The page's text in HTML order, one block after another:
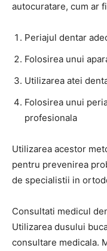
autocuratare, cum ar
Periajul dentar
Folosirea unui
Utilizarea atei
Folosirea unui
profesionala
Utilizarea acestor
pentru prevenirea
de specialistii in
Consultati medicul
Utilizarea dusului
consultare medicala.